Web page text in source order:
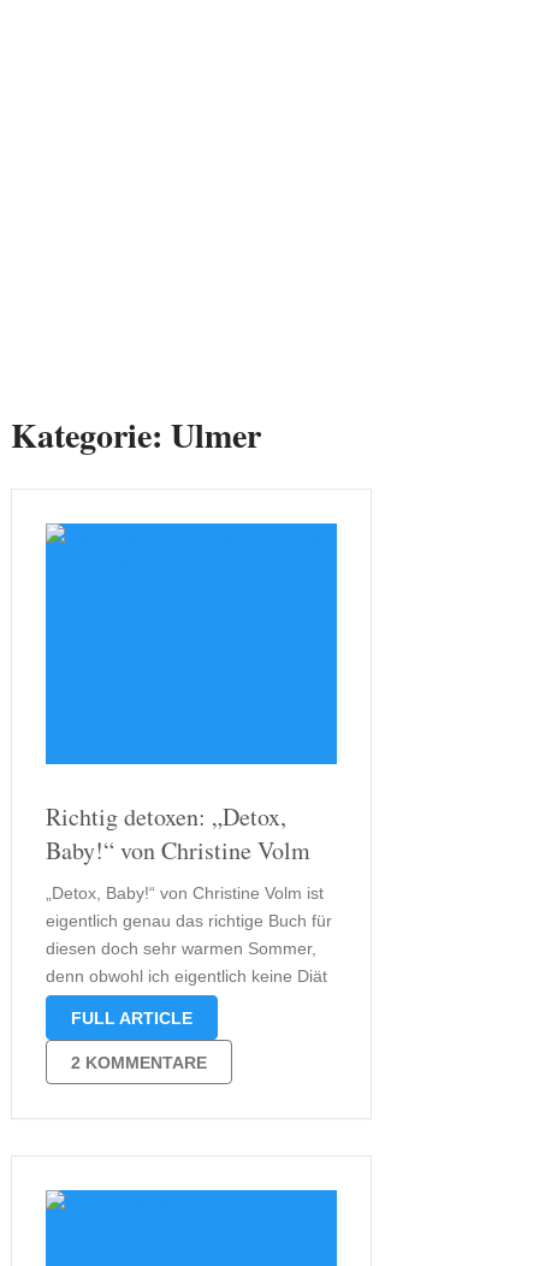
Kategorie: Ulmer
Richtig detoxen: „Detox,
Baby!“ von Christine Volm
„Detox, Baby!“ von Christine Volm ist
eigentlich genau das richtige Buch für
diesen doch sehr warmen Sommer,
denn obwohl ich eigentlich keine Diät
mache, vergeht mir bei dieser Hitze
dennoch genügend Mineralstoffe zu
mir zu nehmen, ist es deshalb
wichtig, …
FULL ARTICLE
2 KOMMENTARE